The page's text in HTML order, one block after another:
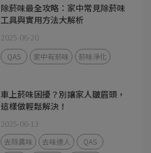
除菸味最全攻略：家中常見除菸味
工具與實用方法大解析
2025-06-20
QAS 家中有菸味 菸味淨化
車上菸味困擾？別讓家人皺眉頭，
這樣做輕鬆解決！
2025-06-13
去除異味 去味達人
QAS